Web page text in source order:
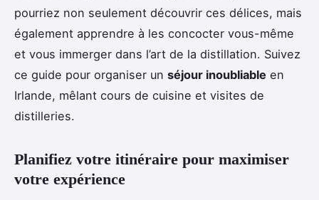
pourriez non seulement découvrir ces délices, mais
également apprendre à les concocter vous-même
et vous immerger dans l’art de la distillation. Suivez
ce guide pour organiser un séjour inoubliable en
Irlande, mêlant cours de cuisine et visites de
distilleries.
Planifiez votre itinéraire pour maximiser
votre expérience